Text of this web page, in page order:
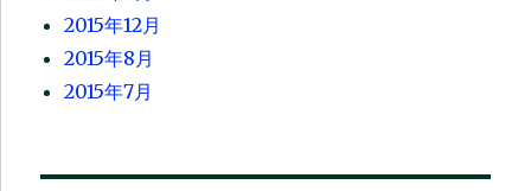
2015年12月
2015年8月
2015年7月